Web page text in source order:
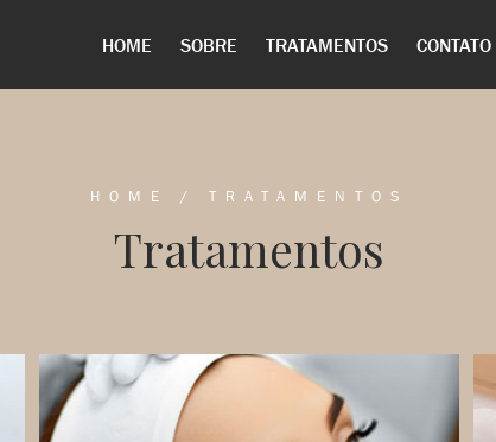
HOME SOBRE TRATAMENTOS CONTATO
HOME / TRATAMENTOS
Tratamentos